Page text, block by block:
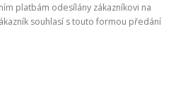
platbám odesílány zákazníkovi na
souhlasí s touto formou předání